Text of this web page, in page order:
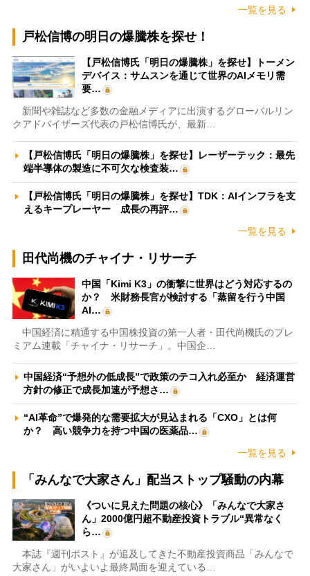
一覧を見る
戸松信博の明日の爆騰株を探せ！
【戸松信博氏「明日の爆騰株」を探せ】トーメン
デバイス：サムスンを通じて世界のAIメモリ需
要…
新聞や雑誌など多数の金融メディアに出演するグローバルリン
クアドバイザーズ代表の戸松信博氏が、最新…
【戸松信博氏「明日の爆騰株」を探せ】レーザーテック：最先
端半導体の製造に不可欠な検査装…
【戸松信博氏「明日の爆騰株」を探せ】TDK：AIインフラを支
えるキープレーヤー 成長の再評…
一覧を見る
田代尚機のチャイナ・リサーチ
中国「Kimi K3」の衝撃に世界はどう対応するの
か？ 米財務長官が検討する「蒸留を行う中国
AI…
中国経済に精通する中国株投資の第一人者・田代尚機氏のプレ
ミアム連載「チャイナ・リサーチ」。中国企…
中国経済“予想外の低成長”で政策のテコ入れ必至か 経済運営
方針の修正で成長加速が予想さ…
“AI革命”で爆発的な需要拡大が見込まれる「CXO」とは何
か？ 高い競争力を持つ中国の医薬品…
一覧を見る
「みんなで大家さん」配当ストップ騒動の内幕
《ついに見えた問題の核心》「みんなで大家さ
ん」2000億円超不動産投資トラブル“異常なく
ら…
本誌『週刊ポスト』が追及してきた不動産投資商品「みんなで
大家さん」がいよいよ最終局面を迎えている…